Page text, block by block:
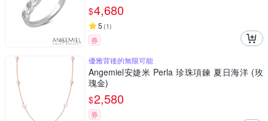
$4,680
5 (1)
券
優雅背後的無限可能
Angemiel安婕米 Perla 珍珠項鍊 夏日海洋 (玫
瑰金)
$2,580
券